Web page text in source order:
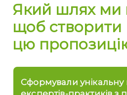
Який шлях ми
щоб
цю
Сформували